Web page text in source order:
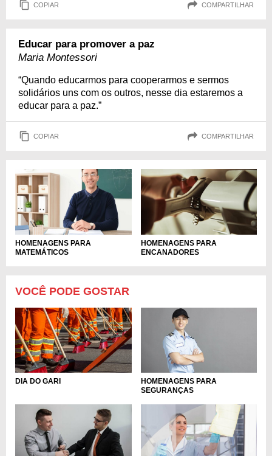
COPIAR COMPARTILHAR
Educar para promover a paz
Maria Montessori
“Quando educarmos para cooperarmos e sermos
solidários uns com os outros, nesse dia estaremos a
educar para a paz.”
COPIAR COMPARTILHAR
HOMENAGENS PARA
MATEMÁTICOS
HOMENAGENS PARA
ENCANADORES
VOCÊ PODE GOSTAR
DIA DO GARI
HOMENAGENS PARA
SEGURANÇAS